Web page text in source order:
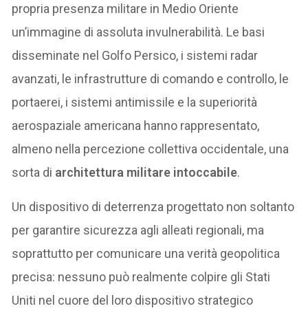
propria presenza militare in Medio Oriente
un’immagine di assoluta invulnerabilità. Le basi
disseminate nel Golfo Persico, i sistemi radar
avanzati, le infrastrutture di comando e controllo, le
portaerei, i sistemi antimissile e la superiorità
aerospaziale americana hanno rappresentato,
almeno nella percezione collettiva occidentale, una
sorta di architettura militare intoccabile.
Un dispositivo di deterrenza progettato non soltanto
per garantire sicurezza agli alleati regionali, ma
soprattutto per comunicare una verità geopolitica
precisa: nessuno può realmente colpire gli Stati
Uniti nel cuore del loro dispositivo strategico